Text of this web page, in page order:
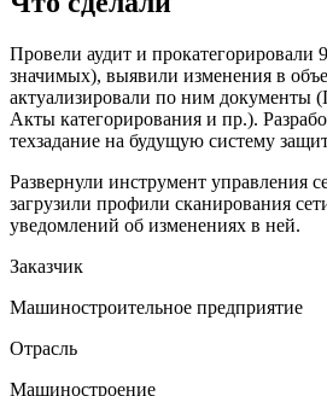
Провели аудит и прокатегорировали
значимых), выявили изменения в
актуализировали по ним документы
Акты категорирования и пр.).
техзадание на будущую систему
Развернули инструмент управления
загрузили профили сканирования
уведомлений об изменениях в ней.
Заказчик
Машиностроительное предприятие
Отрасль
Машиностроение